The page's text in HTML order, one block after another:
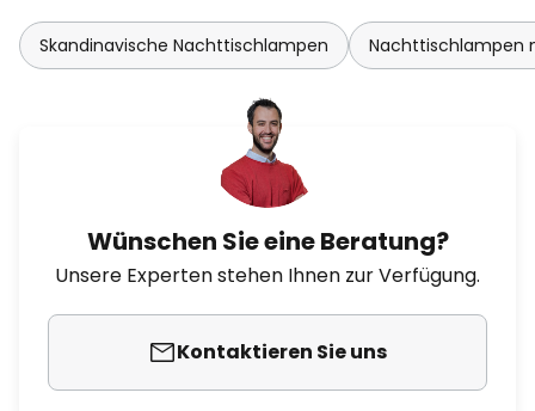
Skandinavische Nachttischlampen Nachttischlampen
Wünschen Sie eine Beratung?
Unsere Experten stehen Ihnen zur Verfügung.
Kontaktieren Sie uns